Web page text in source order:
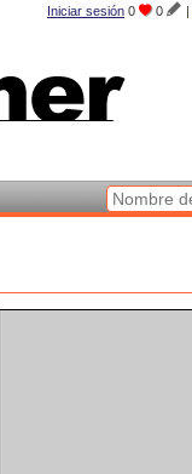
Iniciar sesión 0 0 |